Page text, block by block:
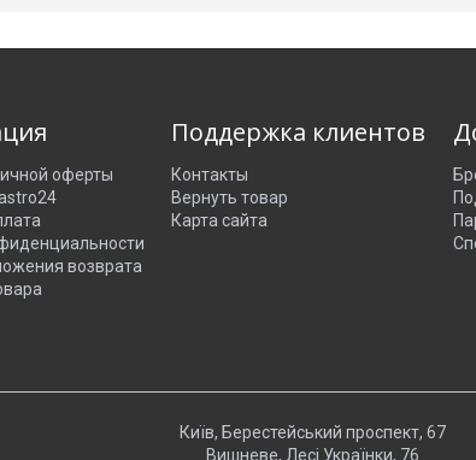
оферты
возврата
Поддержка клиентов
Контакты
Вернуть товар
Карта сайта
Київ, Берестейський проспект, 67
Вишневе, Лесі Українки, 76